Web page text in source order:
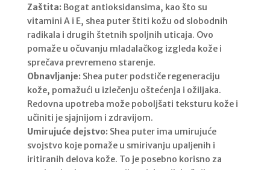
Zaštita:Bogat antioksidansima, kao što su
vitamini A i E, shea puter štiti kožu od slobodnih
radikala i drugih štetnih spoljnih uticaja. Ovo
pomaže u očuvanju mladalačkog izgleda kože i
sprečava prevremeno starenje.
Obnavljanje:Shea puter podstiče regeneraciju
kože, pomažući u izlečenju oštećenja i ožiljaka.
Redovna upotreba može poboljšati teksturu kože i
učiniti je sjajnijom i zdravijom.
Umirujuće dejstvo:Shea puter ima umirujuće
svojstvo koje pomaže u smirivanju upaljenih i
iritiranih delova kože. To je posebno korisno za